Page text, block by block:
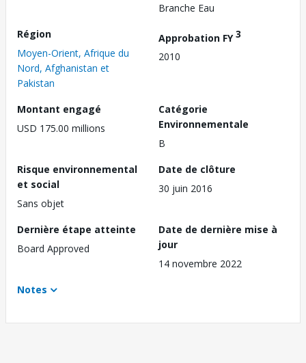
Branche Eau
Région
Moyen-Orient, Afrique du
Nord, Afghanistan et
Pakistan
Approbation FY3
2010
Montant engagé
USD 175.00 millions
Catégorie
Environnementale
B
Risque environnemental
et social
Sans objet
Date de clôture
30 juin 2016
Dernière étape atteinte
Board Approved
Date de dernière mise à
jour
14 novembre 2022
Notes